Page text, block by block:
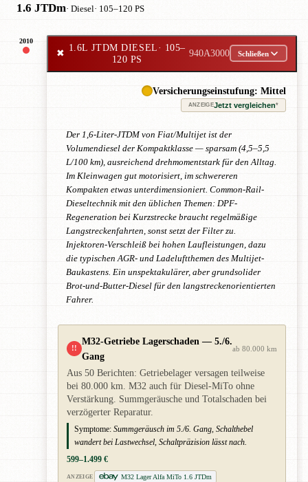
1.6 JTDm· Diesel· 105–120 PS
2010
✖
1.6L JTDM DIESEL· 105–
120 PS
940A3000 Schließen
Versicherungseinstufung: Mittel
ANZEIGEJetzt vergleichen*
Der 1,6-Liter-JTDM von Fiat/Multijet ist der
Volumendiesel der Kompaktklasse — sparsam (4,5–5,5
L/100 km), ausreichend drehmomentstark für den Alltag.
Im Kleinwagen gut motorisiert, im schwereren
Kompakten etwas unterdimensioniert. Common-Rail-
Dieseltechnik mit den üblichen Themen: DPF-
Regeneration bei Kurzstrecke braucht regelmäßige
Langstreckenfahrten, sonst setzt der Filter zu.
Injektoren-Verschleiß bei hohen Laufleistungen, dazu
die typischen AGR- und Ladeluftthemen des Multijet-
Baukastens. Ein unspektakulärer, aber grundsolider
Brot-und-Butter-Diesel für den langstreckenorientierten
Fahrer.
!!
M32-Getriebe Lagerschaden — 5./6.
Gang
ab 80.000 km
Aus 50 Berichten: Getriebelager versagen teilweise
bei 80.000 km. M32 auch für Diesel-MiTo ohne
Verstärkung. Summgeräusche und Totalschaden bei
verzögerter Reparatur.
Symptome: Summgeräusch im 5./6. Gang, Schalthebel
wandert bei Lastwechsel, Schaltpräzision lässt nach.
599–1.499 €
ANZEIGE M32 Lager Alfa MiTo 1.6 JTDm